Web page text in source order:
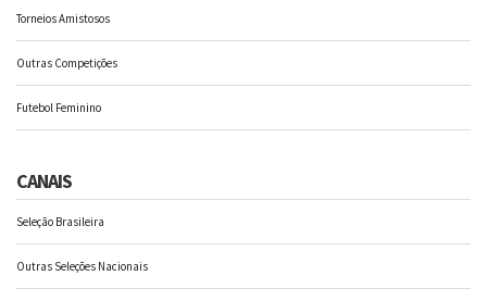
Torneios Amistosos
Outras Competições
Futebol Feminino
CANAIS
Seleção Brasileira
Outras Seleções Nacionais